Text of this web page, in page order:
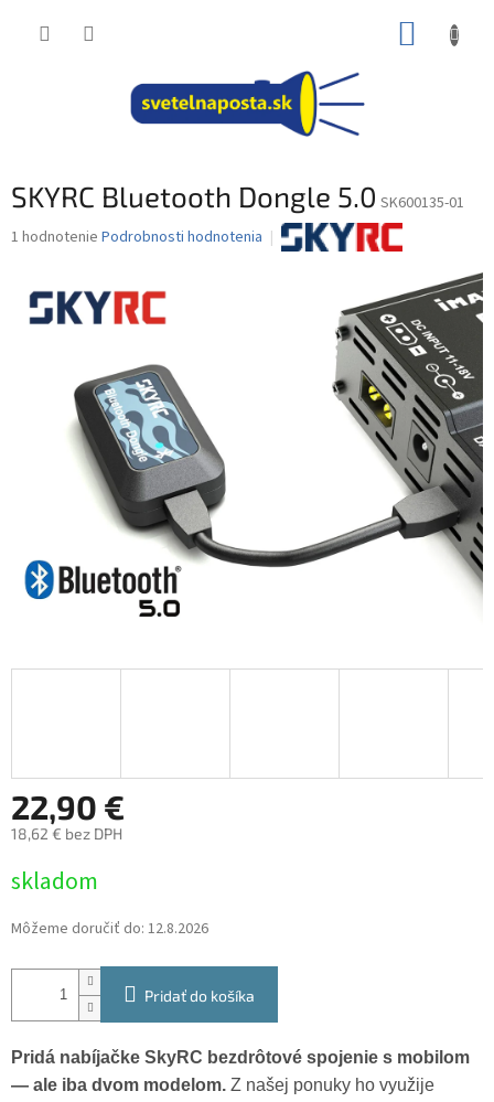
SKYRC Bluetooth Dongle 5.0 SK600135-01
Priemerné
5,0
hviezdičiek.
1 hodnotenie Podrobnosti hodnotenia
22,90 €
18,62 € bez DPH
cena:
skladom
Môžeme doručiť do: 12.8.2026
Pridať do košíka
Pridá nabíjačke SkyRC bezdrôtové spojenie s mobilom
— ale iba dvom modelom. Z našej ponuky ho využije